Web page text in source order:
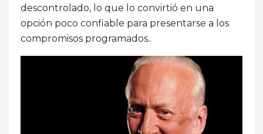
descontrolado, lo que lo convirtió en una
opción poco confiable para presentarse a los
compromisos programados..